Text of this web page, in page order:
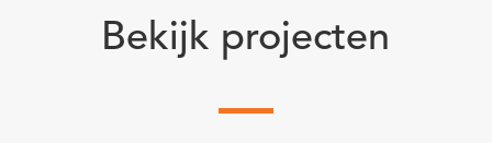
Bekijk projecten